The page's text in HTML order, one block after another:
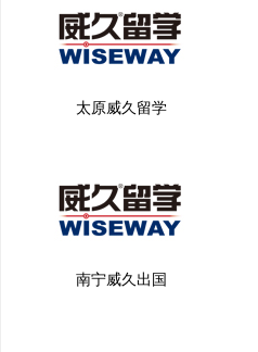
太原威久留学
南宁威久出国